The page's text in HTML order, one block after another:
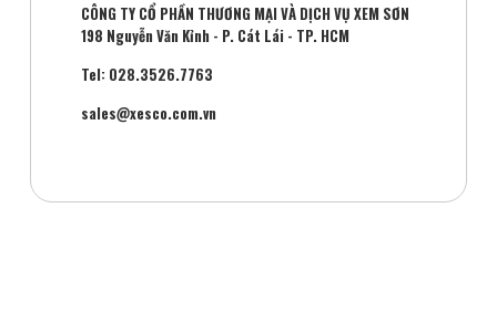
CÔNG TY CỔ PHẦN THƯƠNG MẠI VÀ DỊCH VỤ XEM SƠN
198 Nguyễn Văn Kỉnh - P. Cát Lái - TP. HCM
Tel: 028.3526.7763
sales@xesco.com.vn